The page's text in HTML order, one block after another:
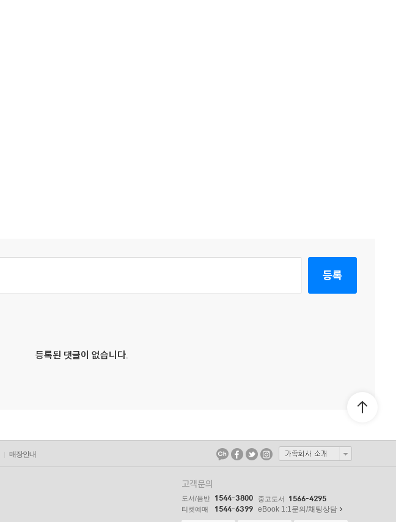
등록
등록된 댓글이 없습니다.
매장안내
고객문의
도서/음반 1544-3800 중고도서 1566-4295
티켓예매 1544-6399 eBook 1:1문의/채팅상담